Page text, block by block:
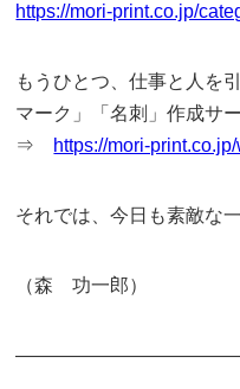
https://mori-print.co.jp/
もうひとつ、仕事と人を
マーク」「名刺」作成サ
⇒ https://mori-
それでは、今日も素敵な
（森 功一郎）